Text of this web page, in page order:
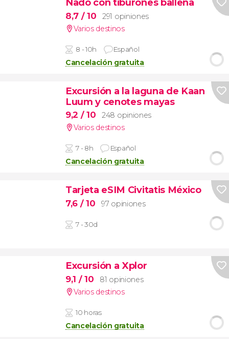
Nado con tiburones ballena
8,7 / 10
291 opiniones
Varios destinos
8 - 10h Español
Cancelación gratuita
Excursión a la laguna de Kaan
Luum y cenotes mayas
9,2 / 10
248 opiniones
Varios destinos
7 - 8h Español
Cancelación gratuita
Tarjeta eSIM Civitatis México
7,6 / 10 97 opiniones
7 - 30d
Excursión a Xplor
9,1 / 10
81 opiniones
Varios destinos
10 horas
Cancelación gratuita